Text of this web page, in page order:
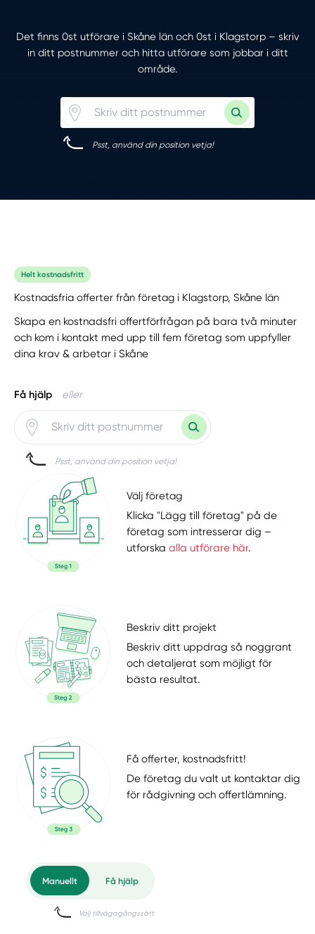
Det finns 0st utförare i Skåne län och 0st i Klagstorp – skriv
in ditt postnummer och hitta utförare som jobbar i ditt
område.
Psst, använd din position vetja!
Helt kostnadsfritt
Kostnadsfria offerter från företag i Klagstorp, Skåne län
Skapa en kostnadsfri offertförfrågan på bara två minuter
och kom i kontakt med upp till fem företag som uppfyller
dina krav & arbetar i Skåne
Få hjälp eller
Psst, använd din position vetja!
Välj företag
Klicka "Lägg till företag" på de
företag som intresserar dig –
utforskaalla utförare här.
Beskriv ditt projekt
Beskriv ditt uppdrag så noggrant
och detaljerat som möjligt för
bästa resultat.
Få offerter, kostnadsfritt!
De företag du valt ut kontaktar dig
för rådgivning och offertlämning.